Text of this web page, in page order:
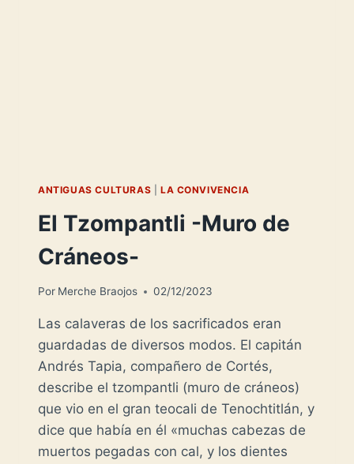
ANTIGUAS CULTURAS LA CONVIVENCIA
El Tzompantli -Muro de
Cráneos-
Por Merche Braojos 02/12/2023
Las calaveras de los sacrificados eran
guardadas de diversos modos. El capitán
Andrés Tapia, compañero de Cortés,
describe el tzompantli (muro de cráneos)
que vio en el gran teocali de Tenochtitlán, y
dice que había en él «muchas cabezas de
muertos pegadas con cal, y los dientes